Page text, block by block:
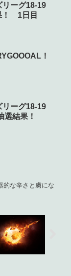
リーグ18-19
！ 1日目
！
リーグ18-19
選結果！
的な辛さと虜にな